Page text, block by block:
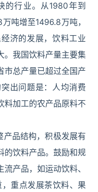
的行业。从1980年到
吨增至1496.8万吨，
济的发展，饮料工业
。我国饮料产量主要集
市总产量已超过全国产
出问题是：人均消费
料加工的农产品原料不
产品结构，积极发展有
的饮料产品。鼓励和规
产品，如运动饮料、
重点发展茶饮料、果